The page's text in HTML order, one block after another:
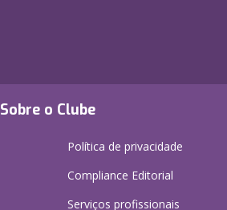
Sobre o Clube
Política de privacidade
Compliance Editorial
Serviços profissionais